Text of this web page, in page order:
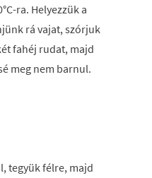
ra. Helyezzük a
rá vajat, szórjuk
fahéj rudat, majd
meg nem barnul.
tegyük félre, majd